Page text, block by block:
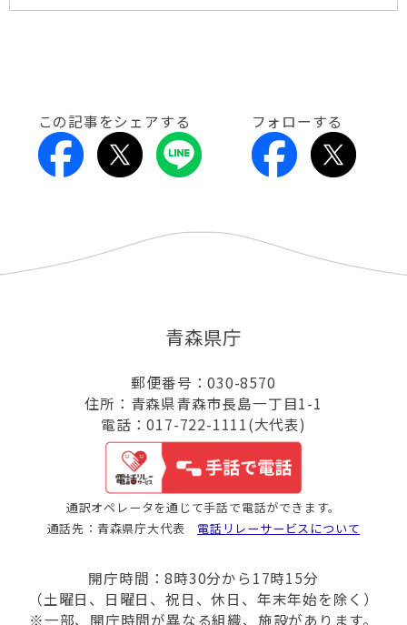
この記事をシェアする フォローする
青森県庁
郵便番号：030-8570
住所：青森県青森市長島一丁目1-1
電話：017-722-1111(大代表)
通訳オペレータを通じて手話で電話ができます。
通話先：青森県庁大代表 電話リレーサービスについて
開庁時間：8時30分から17時15分
（土曜日、日曜日、祝日、休日、年末年始を除く）
※一部、開庁時間が異なる組織、施設があります。